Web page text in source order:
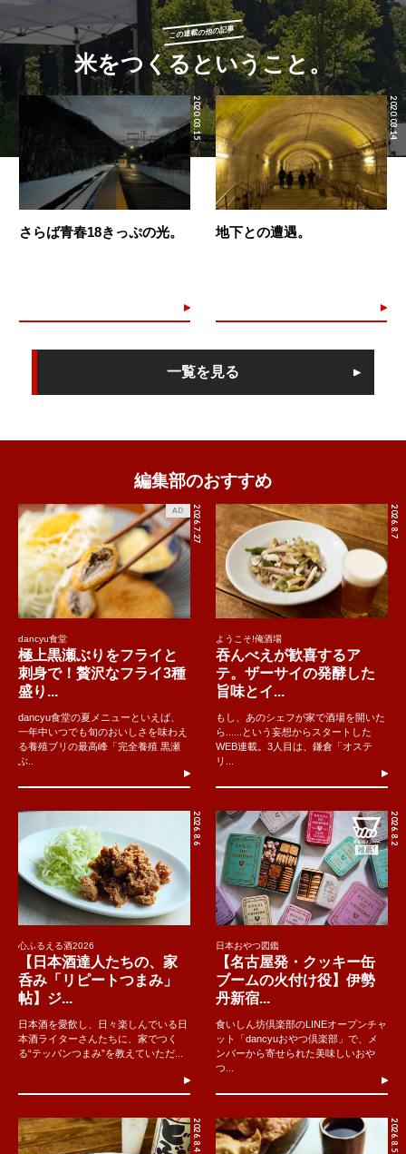
この連載の他の記事
米をつくるということ。
2020.03.15
さらば青春18きっぷの光。
2020.03.14
地下との遭遇。
一覧を見る
編集部のおすすめ
2026.7.27
AD
dancyu食堂
極上黒瀬ぶりをフライと
刺身で！贅沢なフライ3種
盛り...
dancyu食堂の夏メニューといえば、
一年中いつでも旬のおいしさを味わえ
る養殖ブリの最高峰「完全養殖 黒瀬
ぶ..
2026.8.7
ようこそ!俺酒場
吞んべえが歓喜するア
テ。ザーサイの発酵した
旨味とイ...
もし、あのシェフが家で酒場を開いた
ら......という妄想からスタートした
WEB連載。3人目は、鎌倉「オステ
リ...
2026.8.6
心ふるえる酒2026
【日本酒達人たちの、家
呑み「リピートつまみ」
帖】ジ...
日本酒を愛飲し、日々楽しんでいる日
本酒ライターさんたちに、家でつく
る“テッパンつまみ”を教えていただ...
2026.8.2
日本おやつ図鑑
【名古屋発・クッキー缶
ブームの火付け役】伊勢
丹新宿...
食いしん坊倶楽部のLINEオープンチャ
ット「dancyuおやつ倶楽部」で、メ
ンバーから寄せられた美味しいおや
つ...
2026.8.4 2026.8.5